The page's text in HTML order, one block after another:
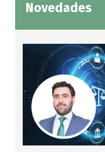
Novedades